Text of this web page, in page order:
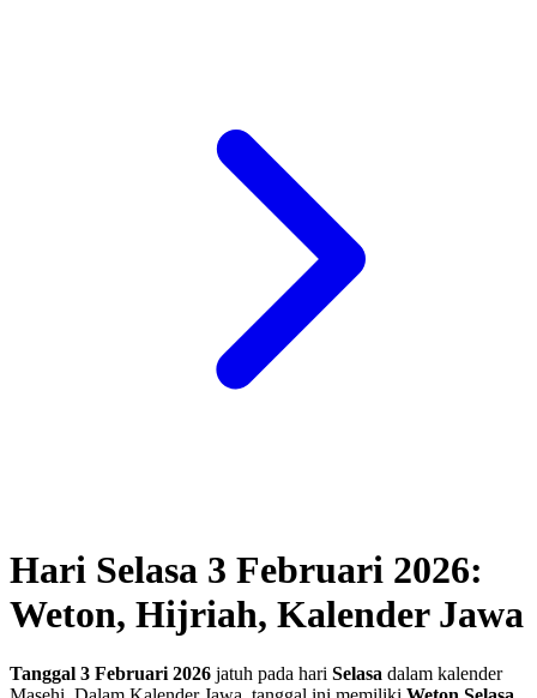
Hari Selasa 3 Februari 2026:
Weton, Hijriah, Kalender Jawa
Tanggal 3 Februari 2026 jatuh pada hari Selasa dalam kalender